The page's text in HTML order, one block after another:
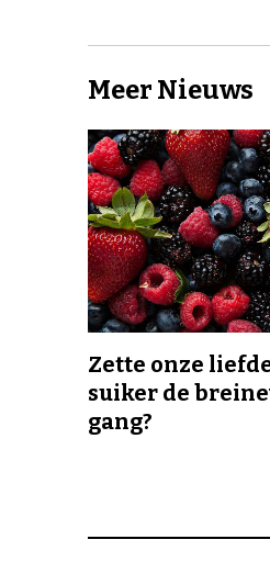
Meer Nieuws
Zette onze
suiker de
gang?